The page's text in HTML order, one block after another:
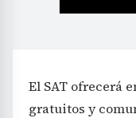
El SAT ofrecerá
gratuitos y